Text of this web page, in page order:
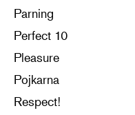
Parning
Perfect 10
Pleasure
Pojkarna
Respect!